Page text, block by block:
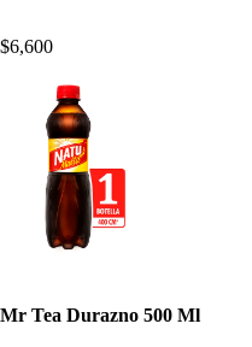
$6,600
Mr Tea Durazno 500 Ml